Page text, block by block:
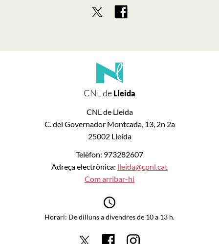
CNL de Lleida
CNL de Lleida
C. del Governador Montcada, 13, 2n 2a
25002 Lleida
Telèfon: 973282607
Adreça electrònica: lleida@cpnl.cat
Com arribar-hi
Horari: De dilluns a divendres de 10 a 13 h.